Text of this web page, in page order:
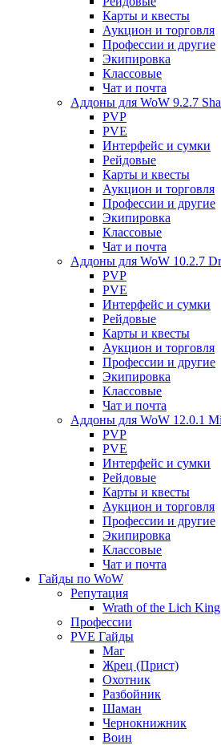
Карты и квесты
Аукцион и торговля
Профессии и другие
Экипировка
Классовые
Чат и почта
Аддоны для WoW 9.2.7
PVP
PVE
Интерфейс и сумки
Рейдовые
Карты и квесты
Аукцион и торговля
Профессии и другие
Экипировка
Классовые
Чат и почта
Аддоны для WoW 10.2.7
PVP
PVE
Интерфейс и сумки
Рейдовые
Карты и квесты
Аукцион и торговля
Профессии и другие
Экипировка
Классовые
Чат и почта
Аддоны для WoW 12.0.1
PVP
PVE
Интерфейс и сумки
Рейдовые
Карты и квесты
Аукцион и торговля
Профессии и другие
Экипировка
Классовые
Чат и почта
Гайды по WoW
Репутация
Wrath of the Lich King
Профессии
PVE Гайды
Маг
Жрец (Прист)
Охотник
Разбойник
Шаман
Чернокнижник
Воин